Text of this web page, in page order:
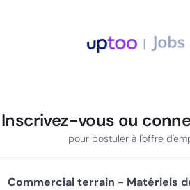
Inscrivez-vous ou
pour postuler à l'offre
Commercial terrain - Matériels